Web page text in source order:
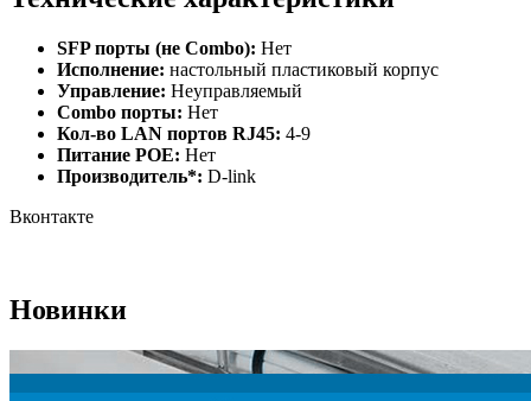
SFP порты (не Combo): Нет
Исполнение: настольный пластиковый корпус
Управление: Неуправляемый
Combo порты: Нет
Кол-во LAN портов RJ45: 4-9
Питание РОЕ: Нет
Производитель*: D-link
Вконтакте
Новинки